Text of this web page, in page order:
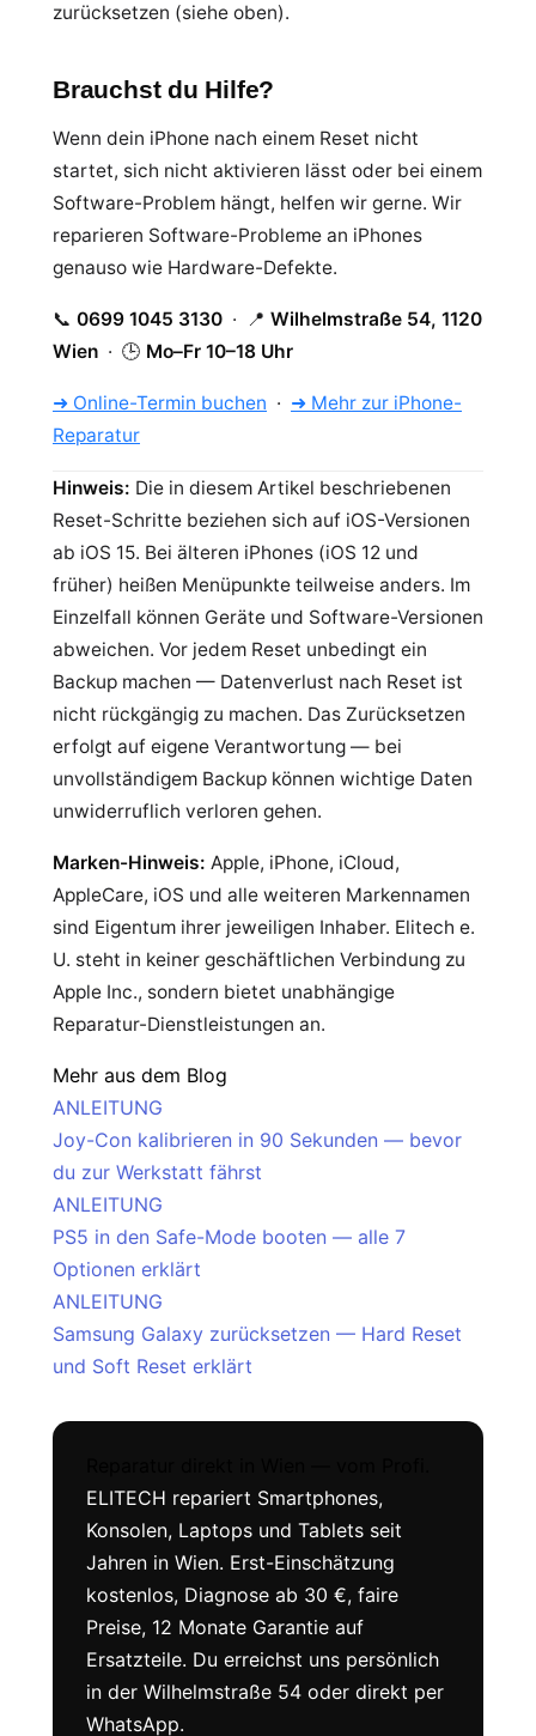
zurücksetzen (siehe oben).
Brauchst du Hilfe?
Wenn dein iPhone nach einem Reset nicht
startet, sich nicht aktivieren lässt oder bei einem
Software-Problem hängt, helfen wir gerne. Wir
reparieren Software-Probleme an iPhones
genauso wie Hardware-Defekte.
📞 0699 1045 3130 · 📍 Wilhelmstraße 54, 1120
Wien · 🕒 Mo–Fr 10–18 Uhr
➜ Online-Termin buchen · ➜ Mehr zur iPhone-
Reparatur
Hinweis: Die in diesem Artikel beschriebenen
Reset-Schritte beziehen sich auf iOS-Versionen
ab iOS 15. Bei älteren iPhones (iOS 12 und
früher) heißen Menüpunkte teilweise anders. Im
Einzelfall können Geräte und Software-Versionen
abweichen. Vor jedem Reset unbedingt ein
Backup machen — Datenverlust nach Reset ist
nicht rückgängig zu machen. Das Zurücksetzen
erfolgt auf eigene Verantwortung — bei
unvollständigem Backup können wichtige Daten
unwiderruflich verloren gehen.
Marken-Hinweis: Apple, iPhone, iCloud,
AppleCare, iOS und alle weiteren Markennamen
sind Eigentum ihrer jeweiligen Inhaber. Elitech e.
U. steht in keiner geschäftlichen Verbindung zu
Apple Inc., sondern bietet unabhängige
Reparatur-Dienstleistungen an.
Mehr aus dem Blog
ANLEITUNG
Joy-Con kalibrieren in 90 Sekunden — bevor
du zur Werkstatt fährst
ANLEITUNG
PS5 in den Safe-Mode booten — alle 7
Optionen erklärt
ANLEITUNG
Samsung Galaxy zurücksetzen — Hard Reset
und Soft Reset erklärt
ELITECH repariert Smartphones,
Konsolen, Laptops und Tablets seit
Jahren in Wien. Erst-Einschätzung
kostenlos, Diagnose ab 30 €, faire
Preise, 12 Monate Garantie auf
Ersatzteile. Du erreichst uns persönlich
in der Wilhelmstraße 54 oder direkt per
WhatsApp.